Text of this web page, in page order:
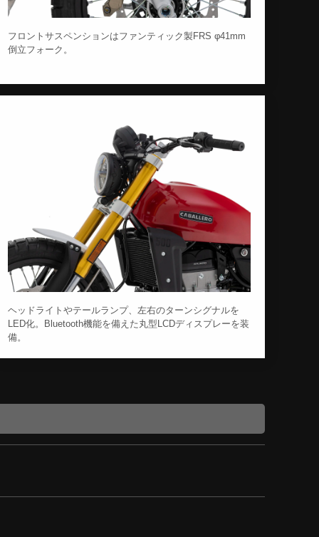
フロントサスペンションはファンティック製FRS φ41mm
倒立フォーク。
ヘッドライトやテールランプ、左右のターンシグナルを
LED化。Bluetooth機能を備えた丸型LCDディスプレーを装
備。